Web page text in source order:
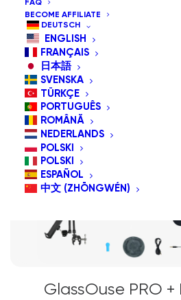
FAQ
BECOME AFFILIATE
DEUTSCH
ENGLISH
FRANÇAIS
日本語
SVENSKA
TÜRKÇE
PORTUGUÊS
ROMÂNĂ
NEDERLANDS
POLSKI
POLSKI
ESPAÑOL
中文 (ZHŌNGWÉN)
ANGEBOT!
Bündelangebot
GlassOuse PRO